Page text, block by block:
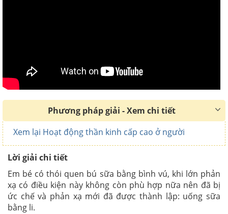
Phương pháp giải - Xem chi tiết
Xem lại Hoạt động thần kinh cấp cao ở người
Lời giải chi tiết
Em bé có thói quen bú sữa bằng bình vú, khi lớn phản
xạ có điều kiện này không còn phù hợp nữa nên đã bị
ức chế và phản xạ mới đã được thành lập: uống sữa
bằng li.